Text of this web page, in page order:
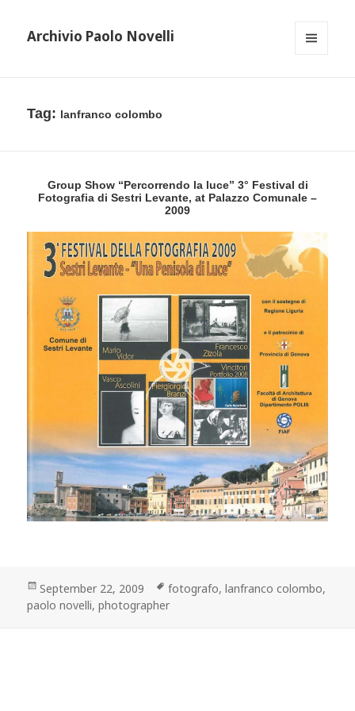
Archivio Paolo Novelli
Tag: lanfranco colombo
Group Show “Percorrendo la luce” 3° Festival di
Fotografia di Sestri Levante, at Palazzo Comunale –
2009
Posted
on
September 22, 2009 Tags
fotografo,lanfranco colombo,
paolo novelli,photographer